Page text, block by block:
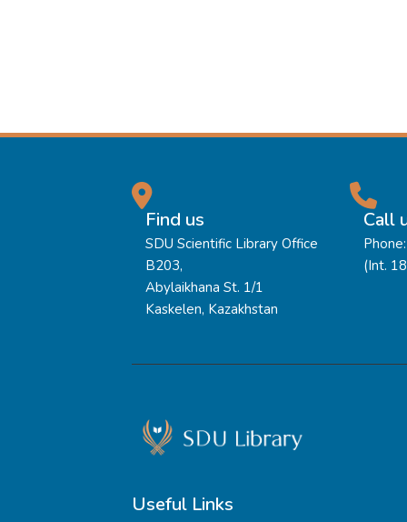
Find us
SDU Scientific Library Office
B203,
Abylaikhana St. 1/1
Kaskelen, Kazakhstan
Call
(Int.
Useful Links